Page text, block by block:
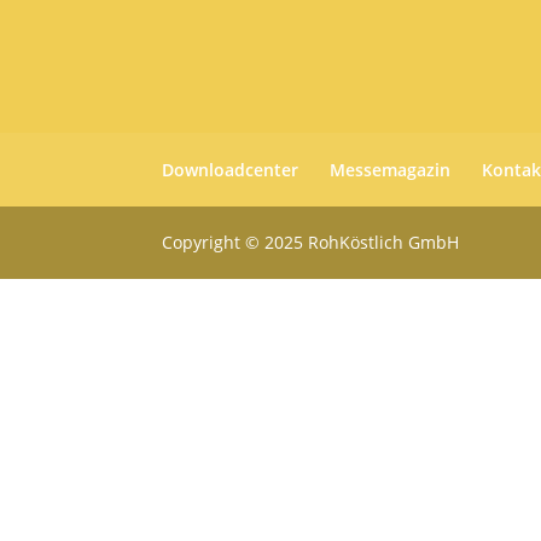
Downloadcenter Messemagazin
Copyright © 2025 RohKöstlich GmbH